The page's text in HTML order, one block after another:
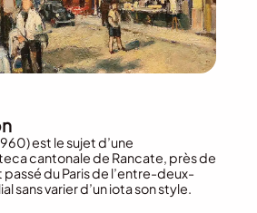
est le sujet d’une
cantonale de Rancate, près de
du Paris de l’entre-deux-
sans varier d’un iota son style.